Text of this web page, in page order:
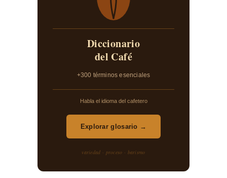
Diccionario
del Café
+300 términos esenciales
Habla el idioma del cafetero
Explorar glosario →
variedad · proceso · barismo